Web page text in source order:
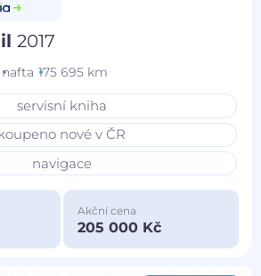
2017
nafta 175 695 km
servisní kniha
nové v ČR
navigace
Akční cena
205 000 Kč